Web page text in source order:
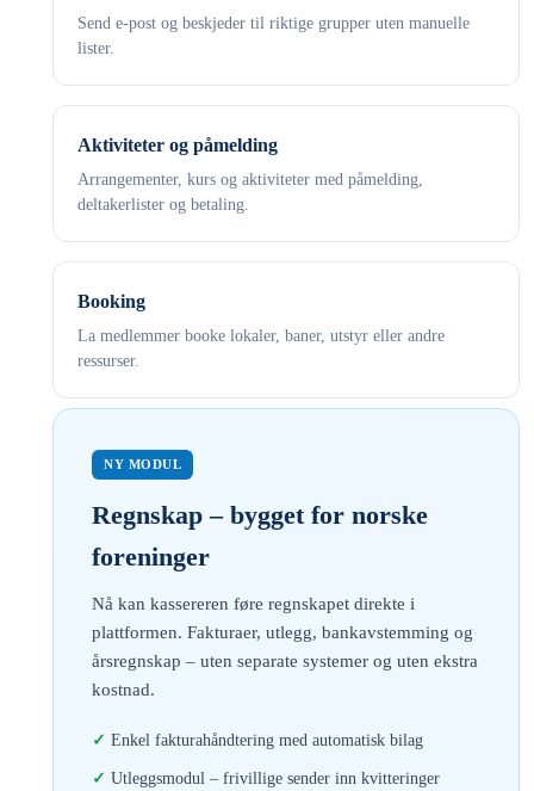
Send e-post og beskjeder til riktige grupper uten manuelle
lister.
Aktiviteter og påmelding
Arrangementer, kurs og aktiviteter med påmelding,
deltakerlister og betaling.
Booking
La medlemmer booke lokaler, baner, utstyr eller andre
ressurser.
NY MODUL
Regnskap – bygget for norske
foreninger
Nå kan kassereren føre regnskapet direkte i
plattformen. Fakturaer, utlegg, bankavstemming og
årsregnskap – uten separate systemer og uten ekstra
kostnad.
Enkel fakturahåndtering med automatisk bilag
Utleggsmodul – frivillige sender inn kvitteringer